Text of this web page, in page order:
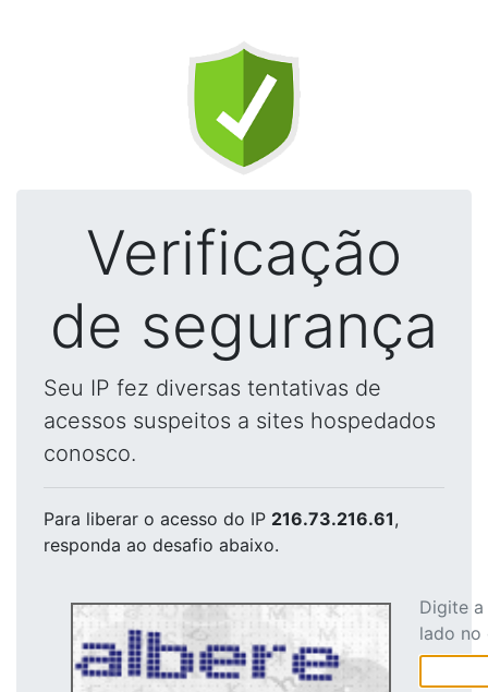
Verificação
de segurança
Seu IP fez diversas tentativas de
acessos suspeitos a sites hospedados
conosco.
Para liberar o acesso do IP 216.73.216.61,
responda ao desafio abaixo.
Digite
lado no